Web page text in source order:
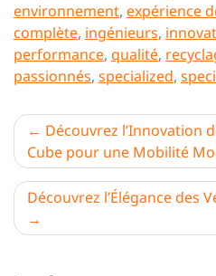
environnement, expérience
complète, ingénieurs,
performance, qualité,
passionnés, specialized,
Navigation
de
l’article
Découvrez l’Innovation
Cube pour une Mobilité
Découvrez l’Élégance des